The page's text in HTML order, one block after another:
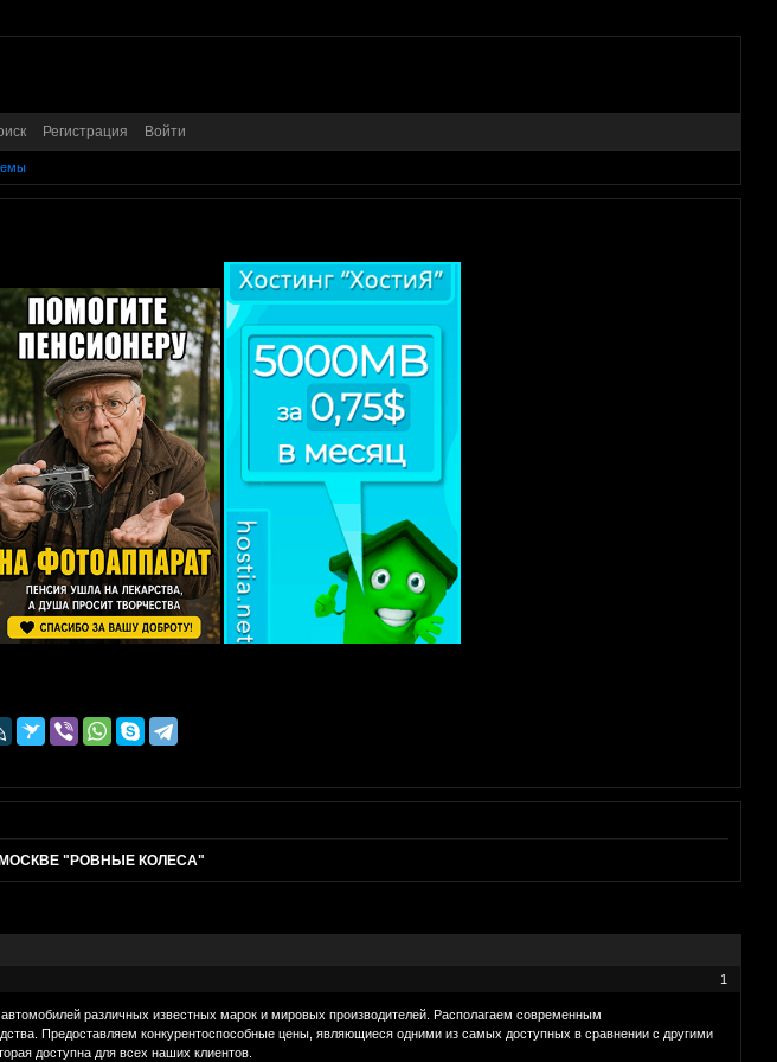
Регистрация Войти
"РОВНЫЕ КОЛЕСА"
1
различных известных марок и мировых производителей. Располагаем современным
Предоставляем конкурентоспособные цены, являющиеся одними из самых доступных в сравнении с другими
доступна для всех наших клиентов.